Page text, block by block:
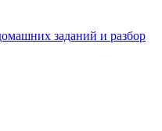
заданий и разбор